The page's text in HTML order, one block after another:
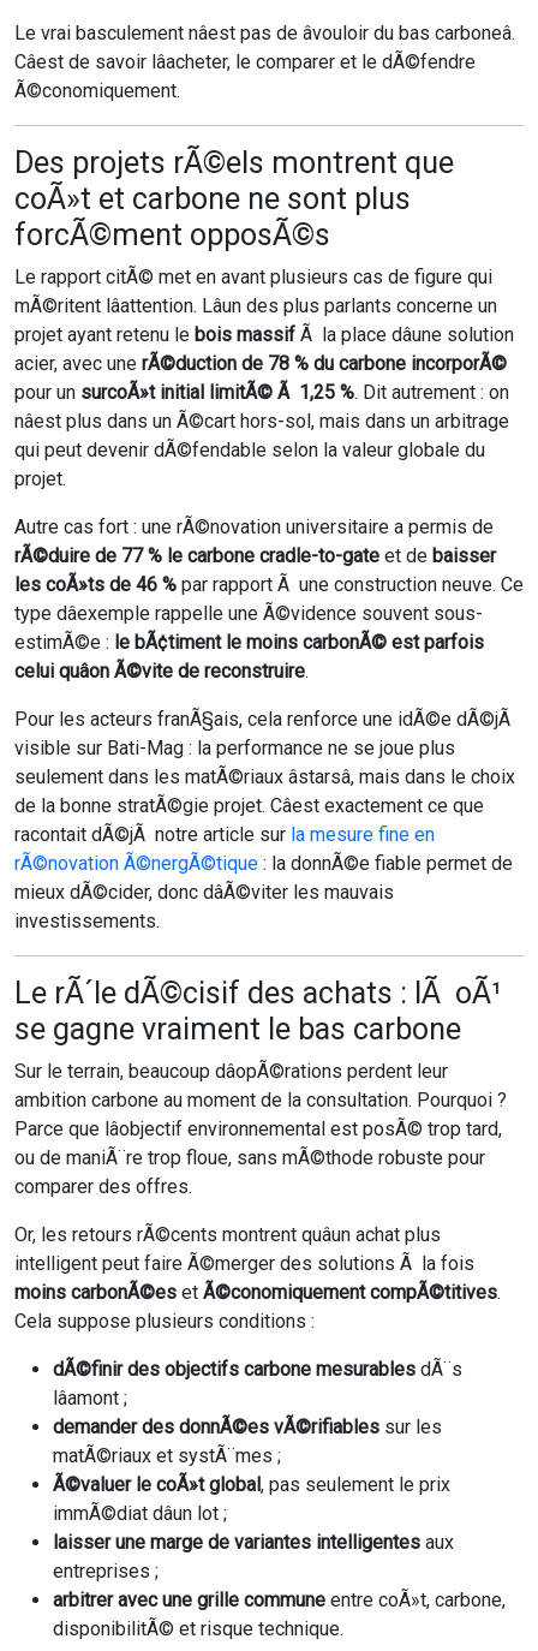
Le vrai basculement nâest pas de âvouloir du bas carboneâ.
Câest de savoir lâacheter, le comparer et le dÃ©fendre
Ã©conomiquement.
Des projets rÃ©els montrent que
coÃ»t et carbone ne sont plus
forcÃ©ment opposÃ©s
Le rapport citÃ© met en avant plusieurs cas de figure qui
mÃ©ritent lâattention. Lâun des plus parlants concerne un
projet ayant retenu le bois massif Ã la place dâune solution
acier, avec une rÃ©duction de 78 % du carbone incorporÃ©
pour un surcoÃ»t initial limitÃ© Ã 1,25 %. Dit autrement : on
nâest plus dans un Ã©cart hors-sol, mais dans un arbitrage
qui peut devenir dÃ©fendable selon la valeur globale du
projet.
Autre cas fort : une rÃ©novation universitaire a permis de
rÃ©duire de 77 % le carbone cradle-to-gate et de baisser
les coÃ»ts de 46 % par rapport Ã une construction neuve. Ce
type dâexemple rappelle une Ã©vidence souvent sous-
estimÃ©e : le bÃ¢timent le moins carbonÃ© est parfois
celui quâon Ã©vite de reconstruire.
Pour les acteurs franÃ§ais, cela renforce une idÃ©e dÃ©jÃ
visible sur Bati-Mag : la performance ne se joue plus
seulement dans les matÃ©riaux âstarsâ, mais dans le choix
de la bonne stratÃ©gie projet. Câest exactement ce que
racontait dÃ©jÃ notre article sur la mesure fine en
rÃ©novation Ã©nergÃ©tique : la donnÃ©e fiable permet de
mieux dÃ©cider, donc dâÃ©viter les mauvais
investissements.
Le rÃ´le dÃ©cisif des achats : lÃ oÃ¹
se gagne vraiment le bas carbone
Sur le terrain, beaucoup dâopÃ©rations perdent leur
ambition carbone au moment de la consultation. Pourquoi ?
Parce que lâobjectif environnemental est posÃ© trop tard,
ou de maniÃ¨re trop floue, sans mÃ©thode robuste pour
comparer des offres.
Or, les retours rÃ©cents montrent quâun achat plus
intelligent peut faire Ã©merger des solutions Ã la fois
moins carbonÃ©es et Ã©conomiquement compÃ©titives.
Cela suppose plusieurs conditions :
dÃ©finir des objectifs carbone mesurables dÃ¨s
lâamont ;
demander des donnÃ©es vÃ©rifiables sur les
matÃ©riaux et systÃ¨mes ;
Ã©valuer le coÃ»t global, pas seulement le prix
immÃ©diat dâun lot ;
laisser une marge de variantes intelligentes aux
entreprises ;
arbitrer avec une grille commune entre coÃ»t, carbone,
disponibilitÃ© et risque technique.